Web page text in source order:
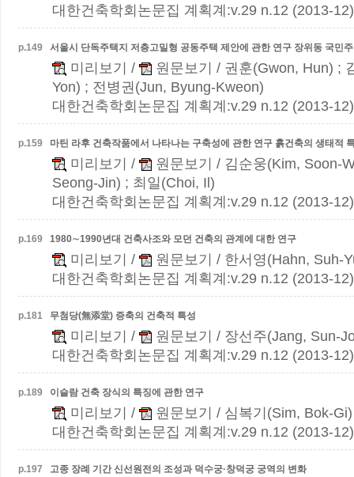
대한건축학회논문집 계획계:v.29 n.12 (2013-12)
p.149 서울시 단독주택지 저층고밀형 공동주택 제안에 관한 연구 장위동 국민
미리보기 / 원문보기
/ 권훈(Gwon, Hun) ;
Yon) ; 전병권(Jun, Byung-Kweon)
대한건축학회논문집 계획계:v.29 n.12 (2013-12)
p.159 마틴 라후 건축작품에서 나타나는 구축성에 관한 연구 흙건축의 생태적
미리보기 / 원문보기
/ 김순웅(Kim, Soon-
Seong-Jin) ; 최일(Choi, Il)
대한건축학회논문집 계획계:v.29 n.12 (2013-12)
p.169 1980∼1990년대 건축사조와 모던 건축의 관계에 대한 연구
미리보기 / 원문보기
/ 한서영(Hahn, Suh-
대한건축학회논문집 계획계:v.29 n.12 (2013-12)
p.181 무첨당(無添堂) 증축의 건축적 특성
미리보기 / 원문보기
/ 장선주(Jang, Sun-
대한건축학회논문집 계획계:v.29 n.12 (2013-12)
p.189 이슬람 건축 장식의 특징에 관한 연구
미리보기 / 원문보기
/ 심복기(Sim, Bok-
대한건축학회논문집 계획계:v.29 n.12 (2013-12)
p.197 고종 장례 기간 신선원전의 조성과 덕수궁·창덕궁 궁역의 변화